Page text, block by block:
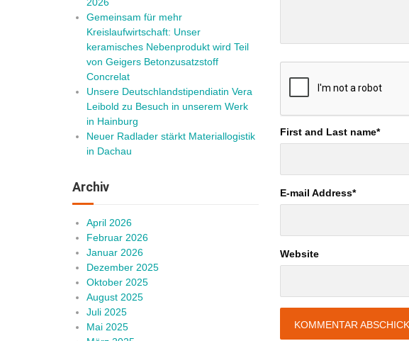
First and Last name*
E-mail Address*
Website
2026
Gemeinsam für mehr
Kreislaufwirtschaft: Unser
keramisches Nebenprodukt wird Teil
von Geigers Betonzusatzstoff
Concrelat
Unsere Deutschlandstipendiatin Vera
Leibold zu Besuch in unserem Werk
in Hainburg
Neuer Radlader stärkt Materiallogistik
in Dachau
Archiv
April 2026
Februar 2026
Januar 2026
Dezember 2025
Oktober 2025
August 2025
Juli 2025
Mai 2025